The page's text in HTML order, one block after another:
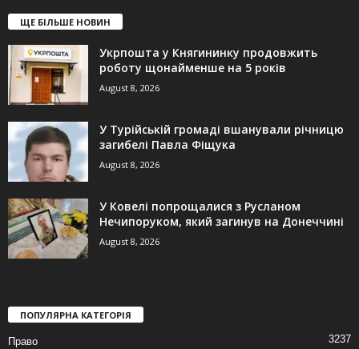
ЩЕ БІЛЬШЕ НОВИН
Укрпошта у Княгининку продовжить
роботу щонайменше на 5 років
August 8, 2026
У Турійській громаді вшанували річницю
загибелі Павла Фіщука
August 8, 2026
У Ковелі попрощалися з Русланом
Нечипоруком, який загинув на Донеччині
August 8, 2026
ПОПУЛЯРНА КАТЕГОРІЯ
Право 3237